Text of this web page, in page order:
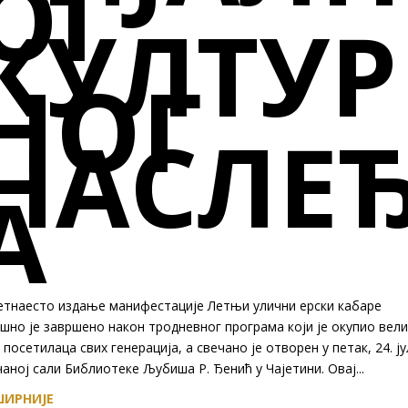
НОГ
издање манифестације Летњи улични ерски кабаре
је завршено након тродневног програма који је окупио
посетилаца свих генерација, а свечано је отворен у петак, 24.
сали Библиотеке Љубиша Р. Ђенић у Чајетини. Овај...